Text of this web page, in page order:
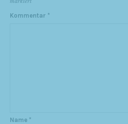
Kommentar *
Name *